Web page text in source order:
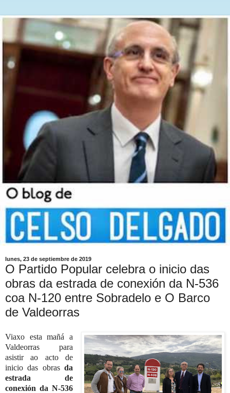
lunes, 23 de septiembre de 2019
O Partido Popular celebra o inicio das
obras da estrada de conexión da N-536
coa N-120 entre Sobradelo e O Barco
de Valdeorras
Viaxo esta mañá a
Valdeorras para
asistir ao acto de
inicio das obrasda
estrada de
conexión da N-536